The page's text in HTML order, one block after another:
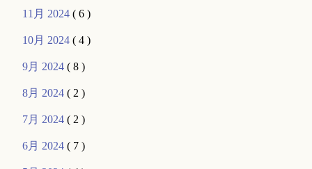
11月 2024( 6 )
10月 2024( 4 )
9月 2024( 8 )
8月 2024( 2 )
7月 2024( 2 )
6月 2024( 7 )